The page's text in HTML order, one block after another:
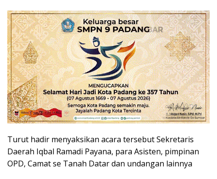
Turut hadir menyaksikan acara tersebut Sekretaris
Daerah Iqbal Ramadi Payana, para Asisten, pimpinan
OPD, Camat se Tanah Datar dan undangan lainnya